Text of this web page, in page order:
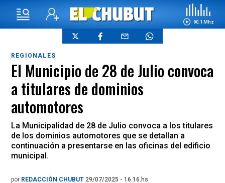
90.1 Mhz
REGIONALES
El Municipio de 28 de Julio convoca
a titulares de dominios
automotores
La Municipalidad de 28 de Julio convoca a los titulares
de los dominios automotores que se detallan a
continuación a presentarse en las oficinas del edificio
municipal.
por REDACCIÓN CHUBUT 29/07/2025 - 16.16.hs